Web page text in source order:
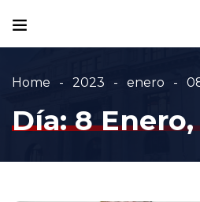
Home 2023 enero
Día:8 Enero,